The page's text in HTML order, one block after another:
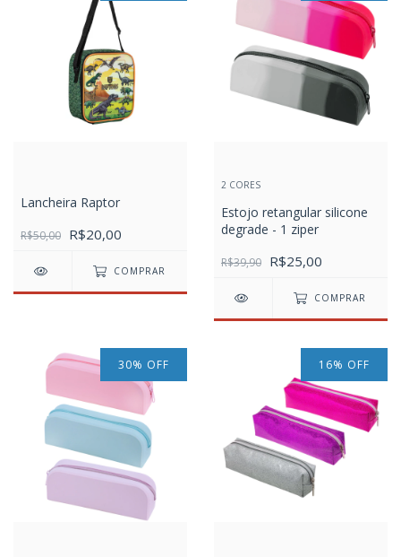
Lancheira Raptor
R$50,00 R$20,00
COMPRAR
2 CORES
Estojo retangular silicone
degrade - 1 ziper
R$39,90 R$25,00
COMPRAR
30% OFF 16% OFF